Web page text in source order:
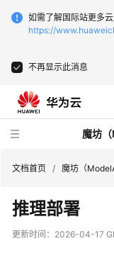
如需了解国际站更多
https://
不再显示此消息
魔坊
最
新
文档首页 / 魔坊（
推理部署
更新时间： 2026-04-17